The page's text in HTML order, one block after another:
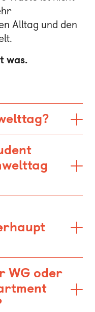
Alltag und den
was.
WG oder